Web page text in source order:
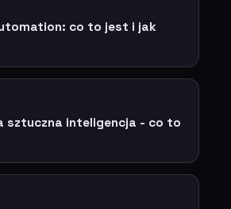
co to jest i jak
sztuczna inteligencja - co to